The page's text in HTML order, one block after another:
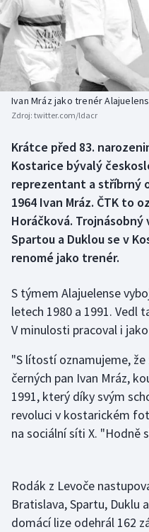
Atletika
Baseball a softbal
Basketbal
Biatlon
Boby a skeleton
Curling
Cyklistika
Florbal
Golf
Gymnastika
Jezdectví
Judo
Soutěže
Historické návraty
Aplikace ČT sport
AZ kvíz
Ivan Mráz jako trenér
Zdroj: twitter.com/ldacr
Krátce před 83.
Kostarice bývalý
reprezentant a stříbrný
1964 Ivan Mráz. ČTK to
Horáčková.
Spartou a Duklou se v
renomé jako trenér.
S týmem Alajuelense
letech 1980 a 1991. Vedl
V minulosti pracoval i
"S lítostí oznamujeme,
černých pan Ivan Mráz,
1991, který díky svým
revoluci v kostarickém
na sociální síti X. "Hodně
Rodák z Levoče
Bratislava, Spartu, Duklu
domácí lize odehrál 162